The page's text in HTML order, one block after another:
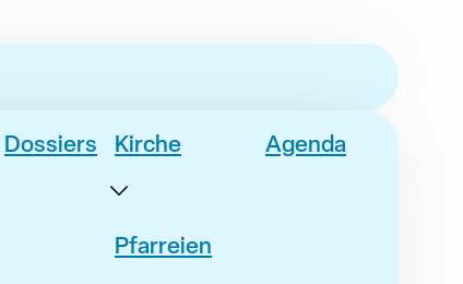
Dossiers Kirche
Pfarreien
Agenda